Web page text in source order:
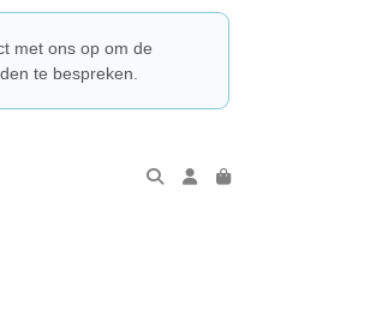
met ons op om de
te bespreken.